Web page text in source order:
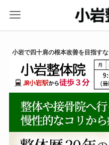
小岩で四十肩の根本改善を目指す